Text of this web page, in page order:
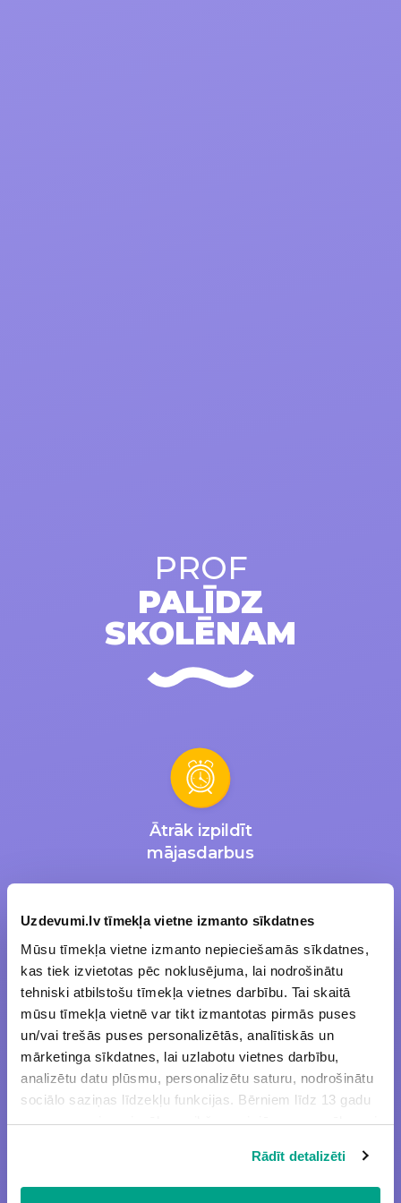
Uzdevumi.lv tīmekļa vietne izmanto sīkdatnes
Mūsu tīmekļa vietne izmanto nepieciešamās sīkdatnes,
kas tiek izvietotas pēc noklusējuma, lai nodrošinātu
tehniski atbilstošu tīmekļa vietnes darbību. Tai skaitā
mūsu tīmekļa vietnē var tikt izmantotas pirmās puses
un/vai trešās puses personalizētās, analītiskās un
mārketinga sīkdatnes, lai uzlabotu vietnes darbību,
analizētu datu plūsmu, personalizētu saturu, nodrošinātu
sociālo saziņas līdzekļu funkcijas. Bērniem līdz 13 gadu
vecumam pirms izvēles veikšanas ir jāprasa vecāka vai
Spiežot uz pogas “Apstiprināt visas”, Jūs piekrītat visām
sīkdatnēm, kas atrodas šajā tīmekļa vietnē, ieskaitot
Rādīt detalizēti
PROF
PALĪDZ
SKOLĒNAM
Ātrāk izpildīt
mājasdarbus
Iegūt labākas
sekmes
Efektīvāk apgūt